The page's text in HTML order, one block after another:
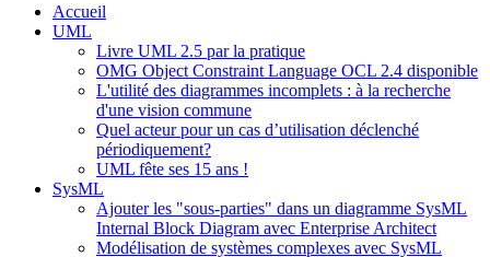
Accueil
UML
Livre UML 2.5 par la pratique
OMG Object Constraint Language OCL 2.4 disponible
L'utilité des diagrammes incomplets : à la recherche
d'une vision commune
Quel acteur pour un cas d’utilisation déclenché
périodiquement?
UML fête ses 15 ans !
SysML
Ajouter les "sous-parties" dans un diagramme SysML
Internal Block Diagram avec Enterprise Architect
Modélisation de systèmes complexes avec SysML